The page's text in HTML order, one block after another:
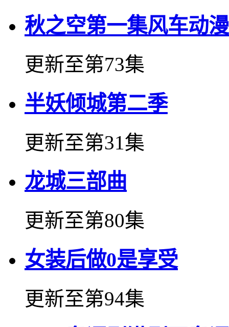
秋之空第一集风车动漫
更新至第73集
半妖倾城第二季
更新至第31集
龙城三部曲
更新至第80集
女装后做0是享受
更新至第94集